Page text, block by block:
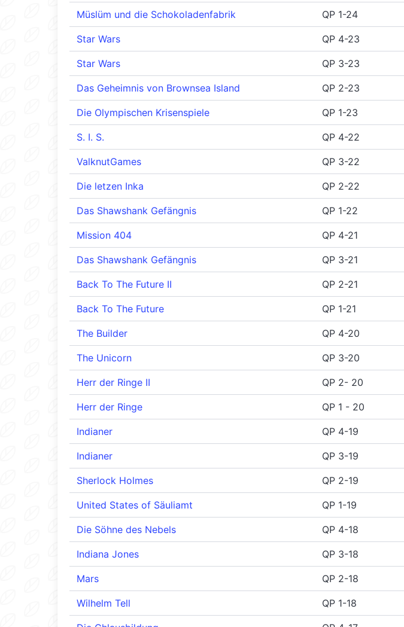
Müslüm und die Schokoladenfabrik QP 1-24
Star Wars QP 4-23
Star Wars QP 3-23
Das Geheimnis von Brownsea Island QP 2-23
Die Olympischen Krisenspiele QP 1-23
S. I. S. QP 4-22
ValknutGames QP 3-22
Die letzen Inka QP 2-22
Das Shawshank Gefängnis QP 1-22
Mission 404 QP 4-21
Das Shawshank Gefängnis QP 3-21
Back To The Future II QP 2-21
Back To The Future QP 1-21
The Builder QP 4-20
The Unicorn QP 3-20
Herr der Ringe II QP 2- 20
Herr der Ringe QP 1 - 20
Indianer QP 4-19
Indianer QP 3-19
Sherlock Holmes QP 2-19
United States of Säuliamt QP 1-19
Die Söhne des Nebels QP 4-18
Indiana Jones QP 3-18
Mars QP 2-18
Wilhelm Tell QP 1-18